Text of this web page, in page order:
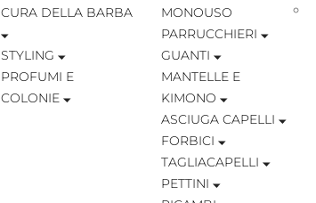
CURA DELLA BARBA
STYLING
PROFUMI E
COLONIE
MONOUSO
PARRUCCHIERI
GUANTI
MANTELLE E
KIMONO
ASCIUGA CAPELLI
FORBICI
TAGLIACAPELLI
PETTINI